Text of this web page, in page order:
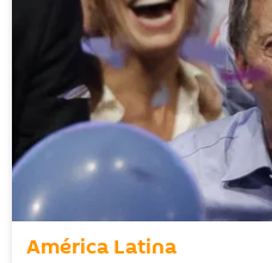
América Latina